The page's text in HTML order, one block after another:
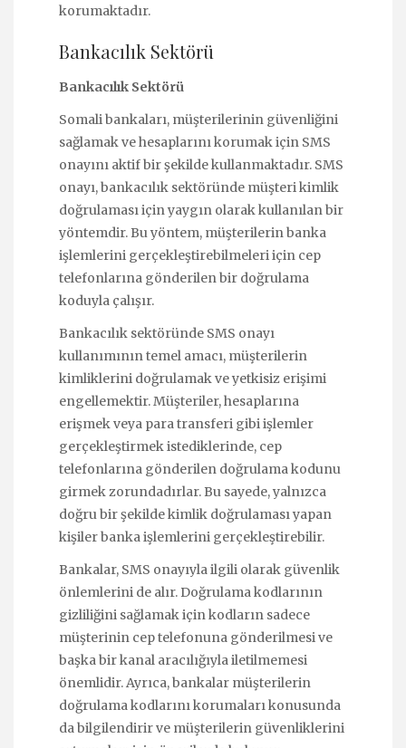
korumaktadır.
Bankacılık Sektörü
Bankacılık Sektörü
Somali bankaları, müşterilerinin güvenliğini
sağlamak ve hesaplarını korumak için SMS
onayını aktif bir şekilde kullanmaktadır. SMS
onayı, bankacılık sektöründe müşteri kimlik
doğrulaması için yaygın olarak kullanılan bir
yöntemdir. Bu yöntem, müşterilerin banka
işlemlerini gerçekleştirebilmeleri için cep
telefonlarına gönderilen bir doğrulama
koduyla çalışır.
Bankacılık sektöründe SMS onayı
kullanımının temel amacı, müşterilerin
kimliklerini doğrulamak ve yetkisiz erişimi
engellemektir. Müşteriler, hesaplarına
erişmek veya para transferi gibi işlemler
gerçekleştirmek istediklerinde, cep
telefonlarına gönderilen doğrulama kodunu
girmek zorundadırlar. Bu sayede, yalnızca
doğru bir şekilde kimlik doğrulaması yapan
kişiler banka işlemlerini gerçekleştirebilir.
Bankalar, SMS onayıyla ilgili olarak güvenlik
önlemlerini de alır. Doğrulama kodlarının
gizliliğini sağlamak için kodların sadece
müşterinin cep telefonuna gönderilmesi ve
başka bir kanal aracılığıyla iletilmemesi
önemlidir. Ayrıca, bankalar müşterilerin
doğrulama kodlarını korumaları konusunda
da bilgilendirir ve müşterilerin güvenliklerini